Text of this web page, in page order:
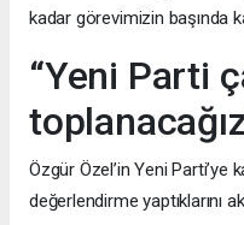
kadar görevimizin başında
“Yeni Parti
Özgür Özel’in Yeni Parti’ye
değerlendirme yaptıklarını